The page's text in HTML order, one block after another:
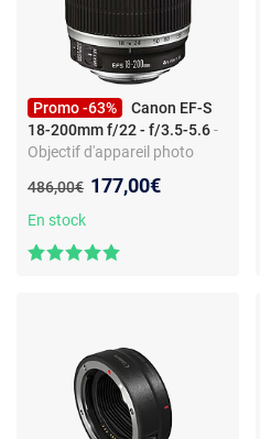
Promo -63%
Canon EF-S
18-200mm f/22 - f/3.5-5.6-
Objectif d'appareil photo
Canon EF-S - stabilisation IS
Ancien prix :
486,00€ Nouveau prix :
177,00€
En stock